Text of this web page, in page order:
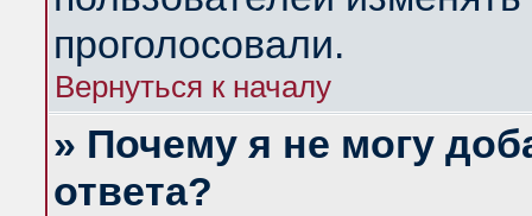
проголосовали.
Вернуться к началу
» Почему я не могу
ответа?